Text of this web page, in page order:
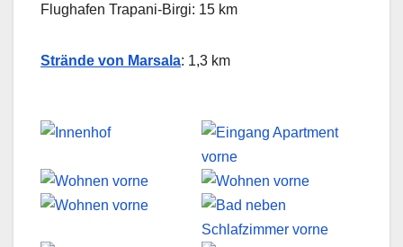
Flughafen Trapani-Birgi: 15 km
Strände von Marsala: 1,3 km